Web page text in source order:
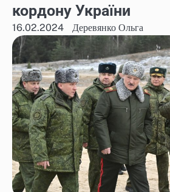
кордону України
16.02.2024 Деревянко Ольга